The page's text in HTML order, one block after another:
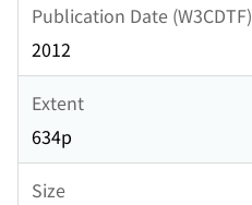
Publication Date (W3CDTF)
2012
Extent
634p
Size